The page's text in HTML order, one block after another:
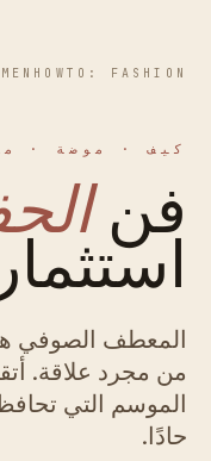
HOWTO: FASHION
كيف · موضة ·
فن
المعطف الصوفي
من مجرد علاقة.
الموسم التي
حادًا.